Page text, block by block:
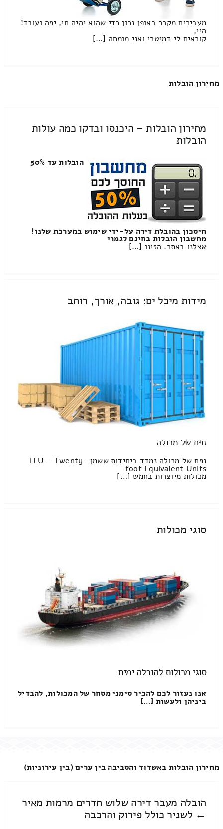
מעבירים מקרר באופן נכון כדי שהוא יהיה חי, יפה ועובד!
היי,
קוראים לי דמיטרי ואני מומחה […]
מחירון הובלות
מחירון הובלות – היכנסו ובדקו כמה עולות
הובלות
הובלות עד 50%
חיסכון בהובלת דירה על-ידי שימוש במערכת שלנו!
מחשבון הובלות בחינם לגמרי
אצלנו באתר. הזינו […]
מידות מיכל ים: גובה, אורך, רוחב
נפח של מכולה
נפח של מכולה נמדד ביחידות ששמן TEU – Twenty-
foot Equivalent Units
מכולות מיוצרות בחמש […]
סוגי מכולות
סוגי מכולות להובלה ימית
אנו נעזור לכם להכיר סימני מסחר של המכולות, להבדיל
ביניהן ולעשות […]
מחירון הובלות באשדוד והסביבה בין ערים (בין עירוניות)
הובלה מעבר דירה שלוש חדרים מרמות מאיר
← לשניר כולל פירוק והרכבה